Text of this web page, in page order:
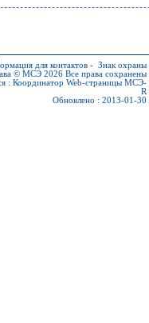
для контактов - Знак охраны
© МСЭ 2026 Все права сохранены
: Координатор Web-страницы МСЭ-
R
Обновлено : 2013-01-30